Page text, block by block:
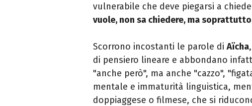
vulnerabile che deve piegarsi a
vuole, non sa chiedere, ma
Scorrono incostanti le parole di Aïcha
di pensiero lineare e abbondano
"anche però", ma anche "cazzo",
mentale e immaturità linguistica,
doppiaggese o filmese, che si